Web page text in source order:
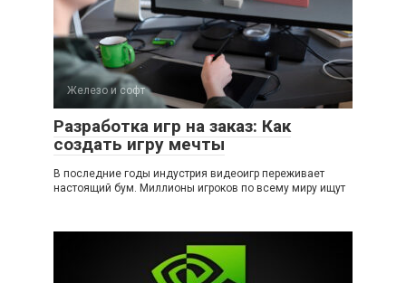
Железо и софт
Разработка игр на заказ: Как
создать игру мечты
В последние годы индустрия видеоигр переживает
настоящий бум. Миллионы игроков по всему миру ищут